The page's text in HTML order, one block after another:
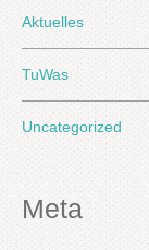
Aktuelles
TuWas
Uncategorized
Meta